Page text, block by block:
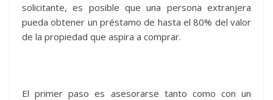
solicitante, es posible que una persona extranjera
pueda obtener un préstamo de hasta el 80% del valor
de la propiedad que aspira a comprar.
El primer paso es asesorarse tanto como con un